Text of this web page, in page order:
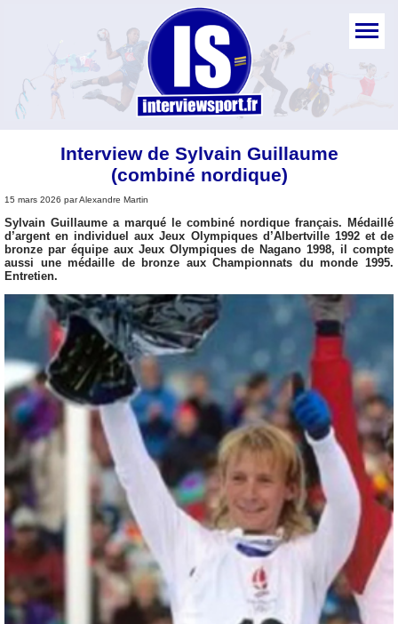
Interview de Sylvain Guillaume
(combiné nordique)
15 mars 2026 par Alexandre Martin
Sylvain Guillaume a marqué le combiné nordique français. Médaillé
d’argent en individuel aux Jeux Olympiques d’Albertville 1992 et de
bronze par équipe aux Jeux Olympiques de Nagano 1998, il compte
aussi une médaille de bronze aux Championnats du monde 1995.
Entretien.